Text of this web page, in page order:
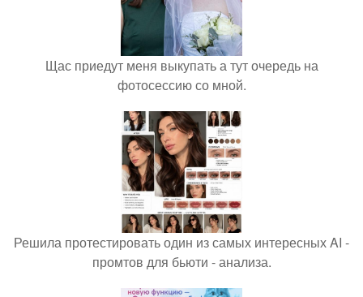
Щас приедут меня выкупать а тут очередь на
фотосессию со мной.
Решила протестировать один из самых интересных AI -
промтов для бьюти - анализа.